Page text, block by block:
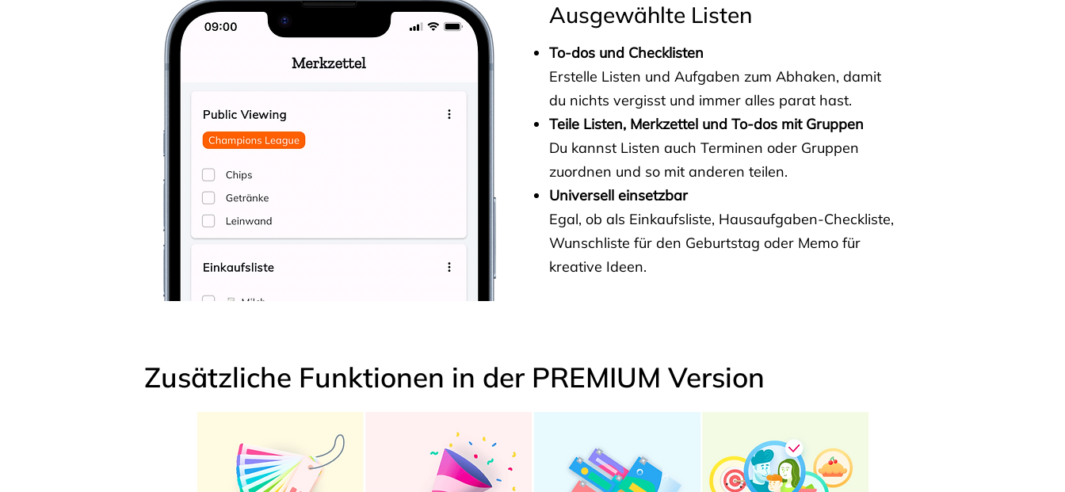
Ausgewählte Listen
To-dos und Checklisten
Erstelle Listen und Aufgaben zum Abhaken, damit
du nichts vergisst und immer alles parat hast.
Teile Listen, Merkzettel und To-dos mit Gruppen
Du kannst Listen auch Terminen oder Gruppen
zuordnen und so mit anderen teilen.
Universell einsetzbar
Egal, ob als Einkaufsliste, Hausaufgaben-Checkliste,
Wunschliste für den Geburtstag oder Memo für
kreative Ideen.
Zusätzliche Funktionen in der PREMIUM Version